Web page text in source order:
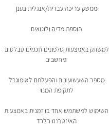
ממשק עריכה עברית/אנגלית בענן
הוספת מדיה ולוגואים
למשחק באמצעות טלפונים חכמים טבלטים
ומחשבים
מספר השעשועונים והפעלתם לא מוגבל
לתקופת המנוי
השימוש למשתמש אחד בו זמנית באמצעות
האינטרנט בלבד